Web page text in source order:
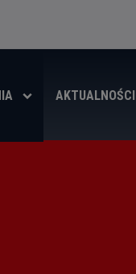
AKTUALNOŚCI